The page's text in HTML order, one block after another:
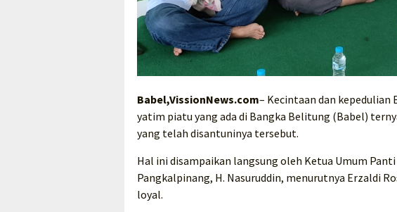
Babel,VissionNews.com– Kecintaan dan kepedulian
yatim piatu yang ada di Bangka Belitung (Babel)
yang telah disantuninya tersebut.
Hal ini disampaikan langsung oleh Ketua Umum
Pangkalpinang, H. Nasuruddin, menurutnya Erzaldi
loyal.